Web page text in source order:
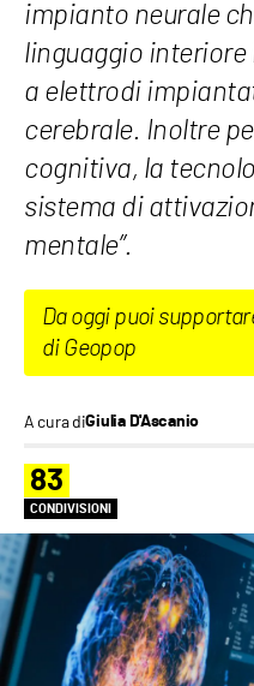
impianto neurale
linguaggio interiore
a elettrodi
cerebrale. Inoltre
cognitiva, la
sistema di
mentale”.
Da oggi puoi
di Geopop
A cura diGiulia D'Ascanio
83
CONDIVISIONI